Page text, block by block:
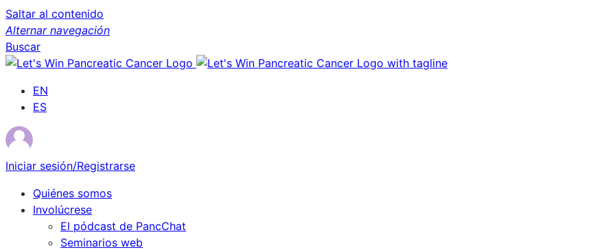
Saltar al contenido
Alternar navegación
Buscar
EN
ES
Iniciar sesión/Registrarse
Quiénes somos
Involúcrese
El pódcast de PancChat
Seminarios web